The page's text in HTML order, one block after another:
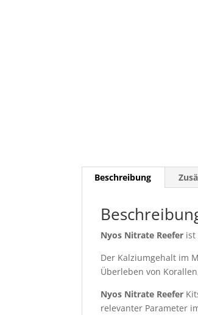
Beschreibung
Nyos Nitrate Reefer ist
Der Kalziumgehalt im
Überleben von
Nyos Nitrate Reefer
relevanter Parameter